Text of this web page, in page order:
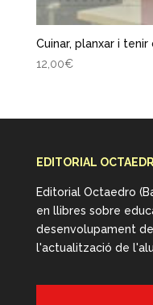
Cuinar, planxar i tenir
12,00€
EDITORIAL
Editorial Octaedro
en llibres sobre
desenvolupament
l'actualització de